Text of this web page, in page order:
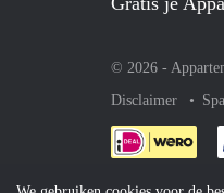
© 2026 -
Disclaimer